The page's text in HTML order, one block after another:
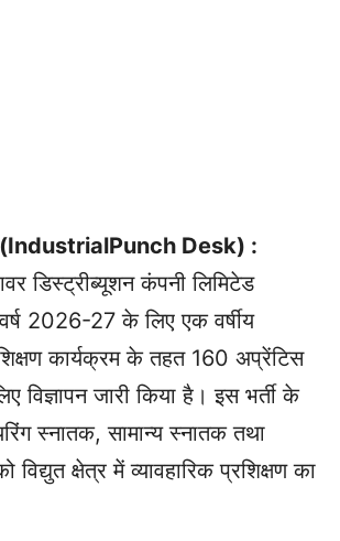
(IndustrialPunch Desk) :
डिस्ट्रीब्यूशन कंपनी लिमिटेड
2026-27 के लिए एक वर्षीय
कार्यक्रम के तहत 160 अप्रेंटिस
विज्ञापन जारी किया है। इस भर्ती के
स्नातक, सामान्य स्नातक तथा
विद्युत क्षेत्र में व्यावहारिक प्रशिक्षण का